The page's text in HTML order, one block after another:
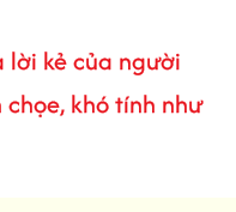
lời kẻ của người
khó tính như